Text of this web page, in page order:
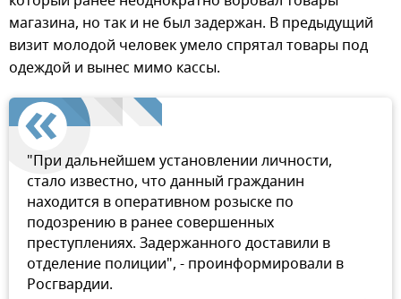
магазина, но так и не был задержан. В предыдущий
визит молодой человек умело спрятал товары под
одеждой и вынес мимо кассы.
"При дальнейшем установлении личности,
стало известно, что данный гражданин
находится в оперативном розыске по
подозрению в ранее совершенных
преступлениях. Задержанного доставили в
отделение полиции", - проинформировали в
Росгвардии.